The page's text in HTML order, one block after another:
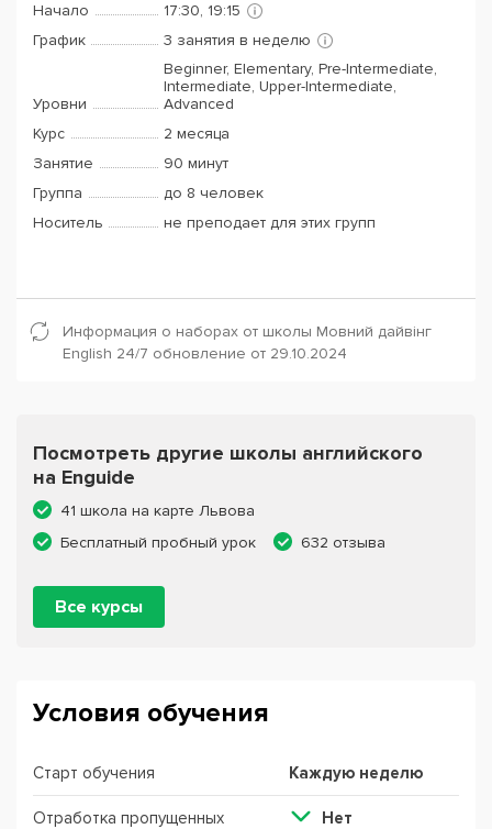
Начало
17:30, 19:15
График
3 занятия в неделю
Уровни
Beginner, Elementary, Pre-Intermediate,
Intermediate, Upper-Intermediate,
Advanced
Курс
2 месяца
Занятие
90 минут
Группа
до 8 человек
Носитель
не преподает для этих групп
Информация о наборах от школы Мовний дайвінг
English 24/7 обновление от 29.10.2024
Посмотреть другие школы английского
на Enguide
41 школа на карте Львова
Бесплатный пробный урок
632 отзыва
Все курсы
Условия обучения
Старт обучения Каждую неделю
Отработка пропущенных
Нет